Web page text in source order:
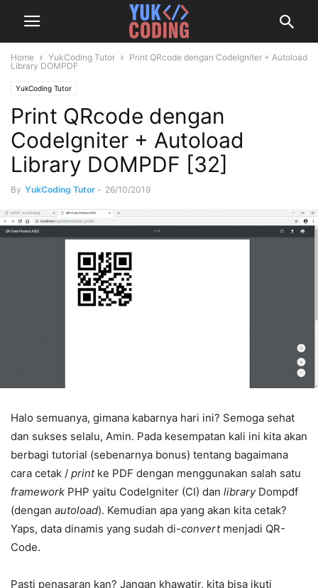
Home YukCoding Tutor
Print QRcode dengan CodeIgniter + Autoload
Library DOMPDF
YukCoding Tutor
Print QRcode dengan
CodeIgniter + Autoload
Library DOMPDF [32]
By YukCoding Tutor - 26/10/2019
Halo semuanya, gimana kabarnya hari ini? Semoga sehat
dan sukses selalu, Amin. Pada kesempatan kali ini kita akan
berbagi tutorial (sebenarnya bonus) tentang bagaimana
cara cetak / printke PDF dengan menggunakan salah satu
framework PHP yaitu CodeIgniter (CI) dan libraryDompdf
(dengan autoload). Kemudian apa yang akan kita cetak?
Yaps, data dinamis yang sudah di-convertmenjadi QR-
Code.
Pasti penasaran kan? Jangan khawatir, kita bisa ikuti